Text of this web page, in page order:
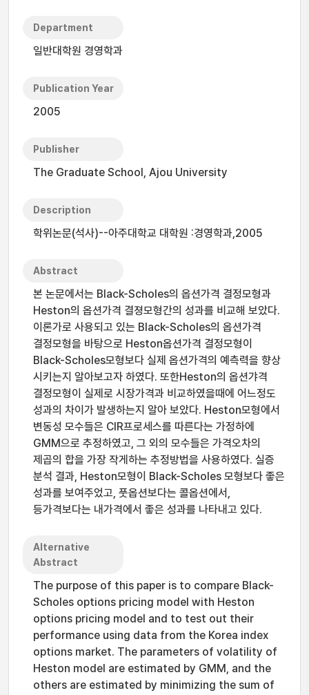
Department
일반대학원 경영학과
Publication Year
2005
Publisher
The Graduate School, Ajou University
Description
학위논문(석사)--아주대학교 대학원 :경영학과,2005
Abstract
본 논문에서는 Black-Scholes의 옵션가격 결정모형과
Heston의 옵션가격 결졍모형간의 성과를 비교해 보았다.
이론가로 사용되고 있는 Black-Scholes의 옵션가격
결정모형을 바탕으로 Heston옵션가격 결정모형이
Black-Scholes모형보다 실제 옵션가격의 예측력을 향상
시키는지 알아보고자 하였다. 또한Heston의 옵션갸격
결정모형이 실제로 시장가격과 비교하였을때에 어느정도
성과의 차이가 발생하는지 알아 보았다. Heston모형에서
변동성 모수들은 CIR프로세스를 따른다는 가정하에
GMM으로 추정하였고, 그 외의 모수들은 가격오차의
제곱의 합을 가장 작게하는 추정방법을 사용하였다. 실증
분석 결과, Heston모형이 Black-Scholes 모형보다 좋은
성과를 보여주었고, 풋옵션보다는 콜옵션에서,
등가격보다는 내가격에서 좋은 성과를 나타내고 있다.
Alternative
Abstract
The purpose of this paper is to compare Black-
Scholes options pricing model with Heston
options pricing model and to test out their
performance using data from the Korea index
options market. The parameters of volatility of
Heston model are estimated by GMM, and the
others are estimated by minimizing the sum of